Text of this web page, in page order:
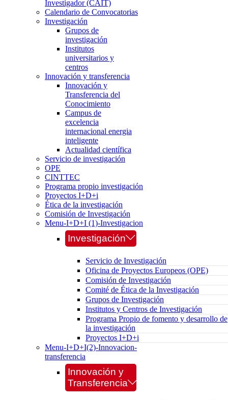
Investigador (CAIT)
Calendario de Convocatorias
Investigación
Grupos de
investigación
Institutos
universitarios y
centros
Innovación y transferencia
Innovación y
Transferencia del
Conocimiento
Campus de
excelencia
internacional energia
inteligente
Actualidad científica
Servicio de investigación
OPE
CINTTEC
Programa propio investigación
Proyectos I+D+i
Ética de la investigación
Comisión de Investigación
Menu-I+D+I (1)-Investigacion
Investigación
Servicio de Investigación
Oficina de Proyectos Europeos (OPE)
Comisión de Investigación
Comité de Ética de la Investigación
Grupos de Investigación
Institutos y Centros de Investigación
Programa Propio de fomento y desarrollo de
la investigación
Proyectos I+D+i
Menu-I+D+I(2)-Innovacion-
transferencia
Innovación y
Transferencia